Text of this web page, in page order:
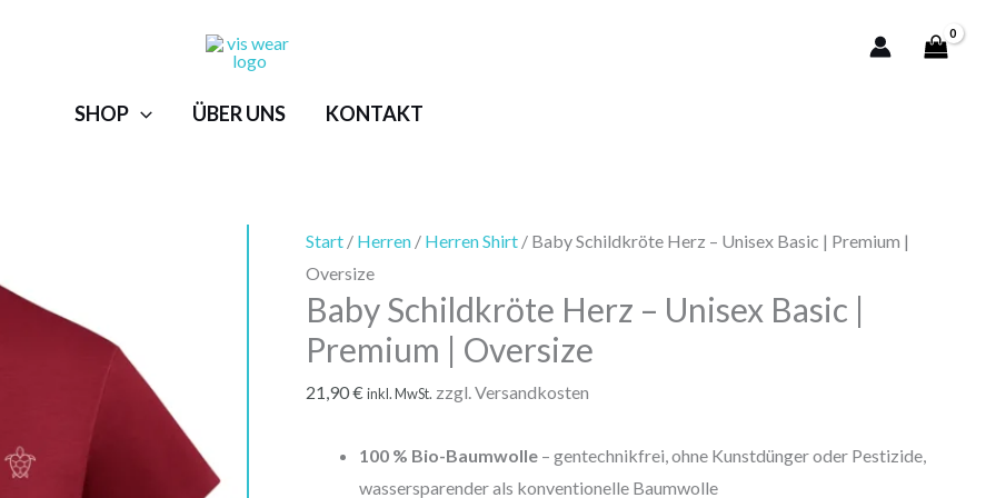
SHOP ÜBER UNS KONTAKT
Start/ Herren/ Herren Shirt/ Baby Schildkröte Herz – Unisex Basic | Premium |
Oversize
Baby Schildkröte Herz – Unisex Basic |
Premium | Oversize
21,90€ inkl. MwSt. zzgl. Versandkosten
100 % Bio-Baumwolle– gentechnikfrei, ohne Kunstdünger oder Pestizide,
wassersparender als konventionelle Baumwolle
Premium
|
Oversize
Menge